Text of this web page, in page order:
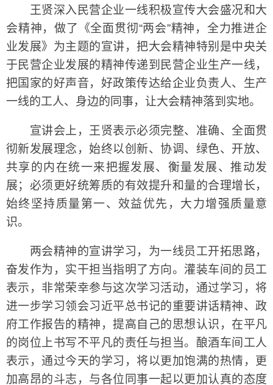
王贤深入民营企业一线积极宣传大会盛况和大
会精神，做了《全面贯彻“两会”精神，全力推进企
业发展》为主题的宣讲，把大会精神特别是中央关
于民营企业发展的精神传递到民营企业生产一线，
把国家的好声音，好政策传达给企业负责人、生产
一线的工人、身边的同事，让大会精神落到实地。
宣讲会上，王贤表示必须完整、准确、全面贯
彻新发展理念，始终以创新、协调、绿色、开放、
共享的内在统一来把握发展、衡量发展、推动发
展；必须更好统筹质的有效提升和量的合理增长，
始终坚持质量第一、效益优先，大力增强质量意
识。
两会精神的宣讲学习，为一线员工开拓思路，
奋发作为，实干担当指明了方向。灌装车间的员工
表示，非常荣幸参与这次学习活动，通过学习，将
进一步学习领会习近平总书记的重要讲话精神、政
府工作报告的精神，提高自己的思想认识，在平凡
的岗位上书写不平凡的责任与担当。酿酒车间工人
表示，通过今天的学习，将以更加饱满的热情，更
加高昂的斗志，与各位同事一起以更加认真的态度